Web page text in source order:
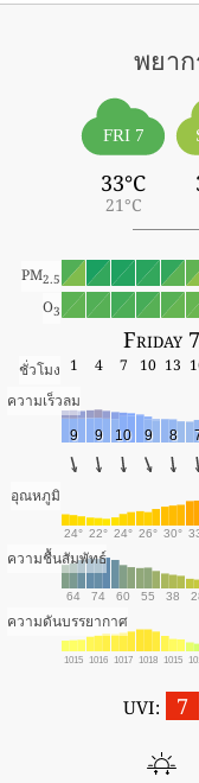
พยา
FRI 7
33°C
21°C
PM2.5
O3
Friday 7
ชั่วโมง 1 4 7 10 13
ความเร็วลม
9 9 10 9 8
อุณหภูมิ
24° 22° 24° 26° 30°
ความชื้นสัมพัทธ์
64 74 60 55 38
ความดันบรรยากาศ
1015 1016 1017 1018 1015
UVI: 7